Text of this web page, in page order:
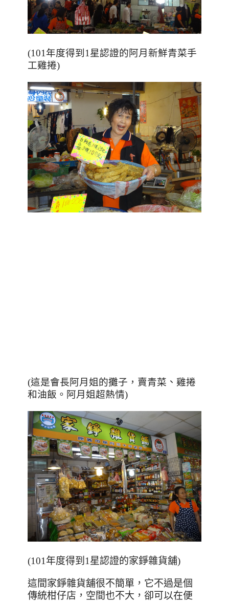
(101年度得到1星認證的阿月新鮮青菜手
工雞捲)
(這是會長阿月姐的攤子，賣青菜 、 雞捲
和油飯。阿月姐超熱情)
(101年度得到1星認證的家錚雜貨舖)
這間家錚雜貨舖很不簡單，它不過是個
傳統柑仔店，空間也不大，卻可以在便